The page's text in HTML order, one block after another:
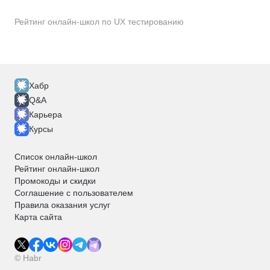
Рейтинг онлайн-школ по UX тестированию
Хабр
Q&A
Карьера
Курсы
Список онлайн-школ
Рейтинг онлайн-школ
Промокоды и скидки
Соглашение с пользователем
Правила оказания услуг
Карта сайта
© Habr